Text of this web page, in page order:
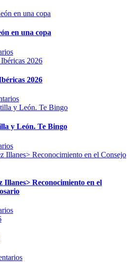
en una copa
2026
y León. Te Bingo
Reconocimiento en el